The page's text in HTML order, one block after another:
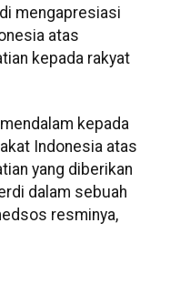
mengapresiasi
atas
kepada rakyat
kepada
Indonesia atas
yang diberikan
dalam sebuah
resminya,